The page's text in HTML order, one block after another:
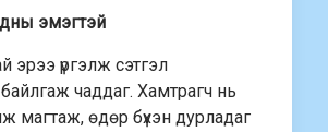
эмэгтэй
эрээ үргэлж сэтгэл
чаддаг. Хамтрагч нь
магтаж, өдөр бүхэн дурладаг